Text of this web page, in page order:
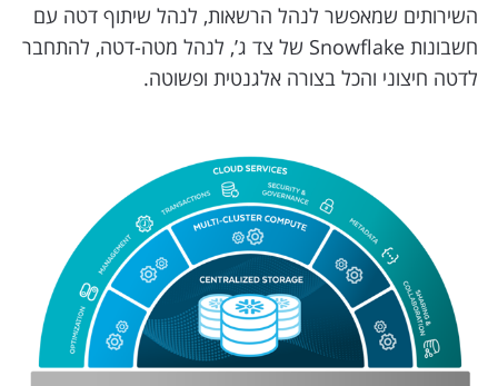
השירותים שמאפשר לנהל הרשאות, לנהל שיתוף דטה עם
חשבונות Snowflake של צד ג’, לנהל מטה-דטה, להתחבר
לדטה חיצוני והכל בצורה אלגנטית ופשוטה.